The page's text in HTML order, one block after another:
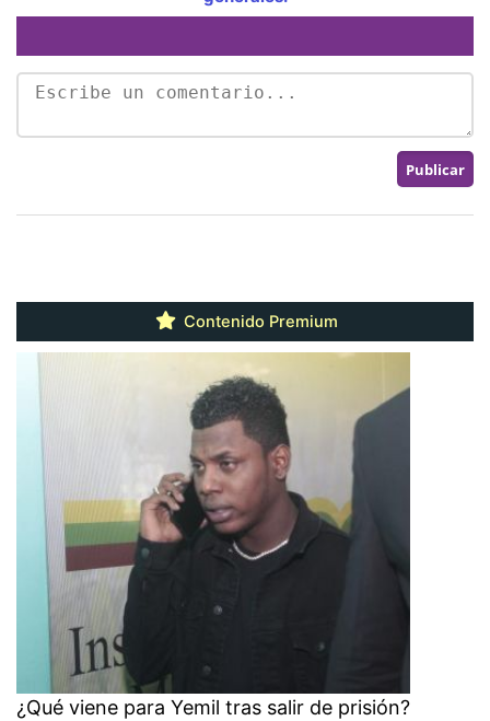
Contenido Premium
¿Qué viene para Yemil tras salir de prisión?